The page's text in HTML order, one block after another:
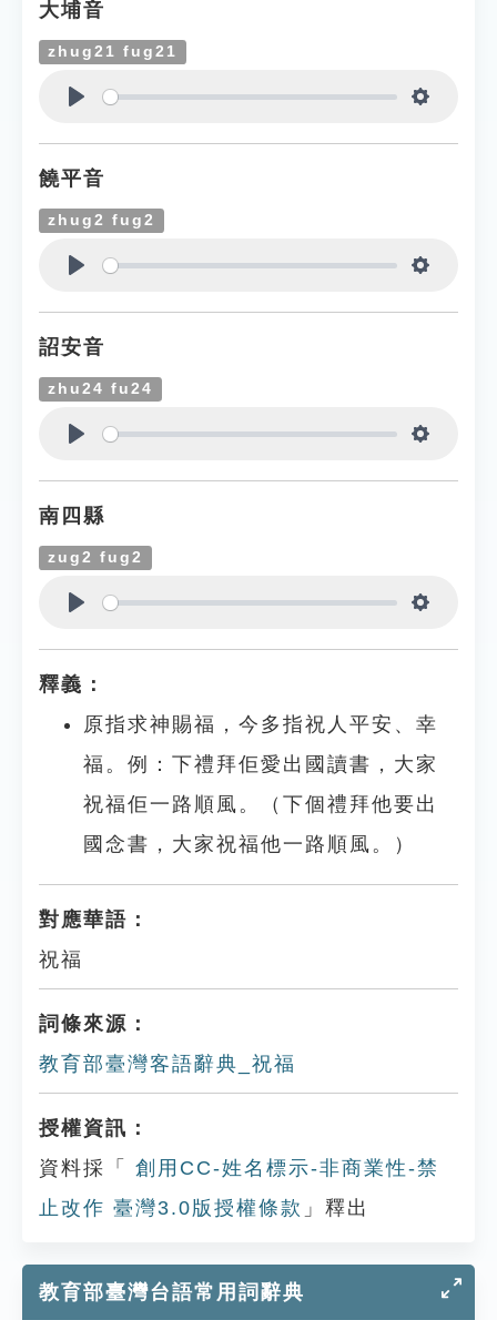
大埔音
zhug21 fug21
饒平音
zhug2 fug2
詔安音
zhu24 fu24
南四縣
zug2 fug2
釋義：
原指求神賜福，今多指祝人平安、幸
福。例：下禮拜佢愛出國讀書，大家
祝福佢一路順風。（下個禮拜他要出
國念書，大家祝福他一路順風。）
對應華語：
祝福
詞條來源：
教育部臺灣客語辭典_祝福
授權資訊：
資料採「
創用CC-姓名標示-非商業性-禁
止改作 臺灣3.0版授權條款 」釋出
教育部臺灣台語常用詞辭典